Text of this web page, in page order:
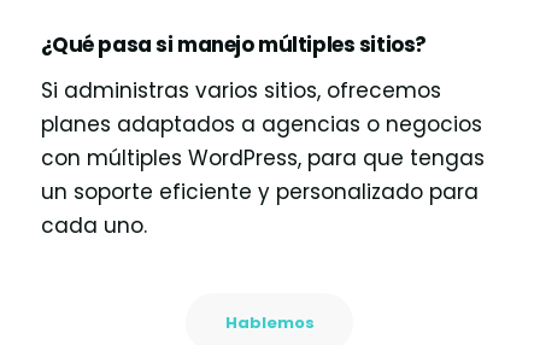
¿Qué pasa si manejo múltiples sitios?
Si administras varios sitios, ofrecemos
planes adaptados a agencias o negocios
con múltiples WordPress, para que tengas
un soporte eficiente y personalizado para
cada uno.
Hablemos